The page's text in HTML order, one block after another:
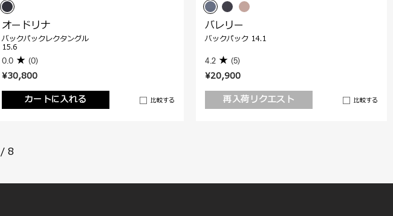
¥30,800
カートに入れる
比較する
オードリナ
バックパックレクタングル
15.6
0.0 (0)
¥20,900
再入荷リクエスト
比較する
バレリー
バックパック 14.1
4.2 (5)
/ 8